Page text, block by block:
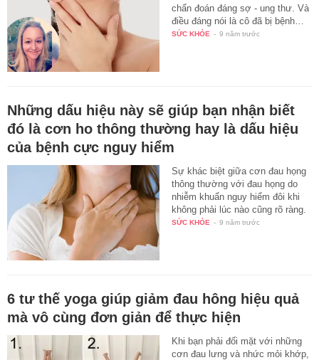
chẩn đoán đáng sợ - ung thư. Và
điều đáng nói là cô đã bị bệnh…
SỨC KHỎE - 9 năm trước
Những dấu hiệu này sẽ giúp bạn nhận biết
đó là cơn ho thông thường hay là dấu hiệu
của bệnh cực nguy hiểm
Sự khác biệt giữa cơn đau họng
thông thường với đau họng do
nhiễm khuẩn nguy hiểm đôi khi
không phải lúc nào cũng rõ ràng.
SỨC KHỎE - 9 năm trước
6 tư thế yoga giúp giảm đau hông hiệu quả
mà vô cùng đơn giản để thực hiện
Khi bạn phải đối mặt với những
cơn đau lưng và nhức mỏi khớp,